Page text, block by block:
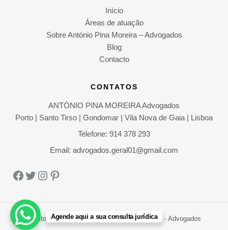
Início
Áreas de atuação
Sobre António Pina Moreira – Advogados
Blog
Contacto
CONTATOS
ANTÓNIO PINA MOREIRA Advogados
Porto | Santo Tirso | Gondomar | Vila Nova de Gaia | Lisboa
Telefone: 914 378 293
Email: advogados.geral01@gmail.com
Facebook
Twitter
Instagram
Pinterest
Direitos Autorais © 2026 António Pina Moreira - Advogados
Agende aqui a sua consulta jurídica